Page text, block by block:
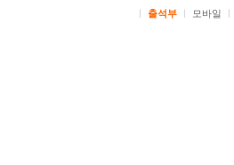
출석부 모바일